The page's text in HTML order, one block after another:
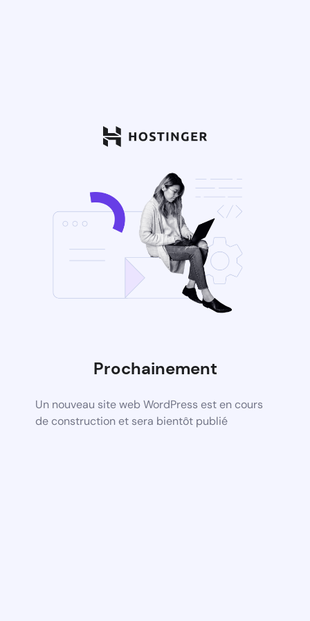
Prochainement
Un nouveau site web WordPress est en cours
de construction et sera bientôt publié